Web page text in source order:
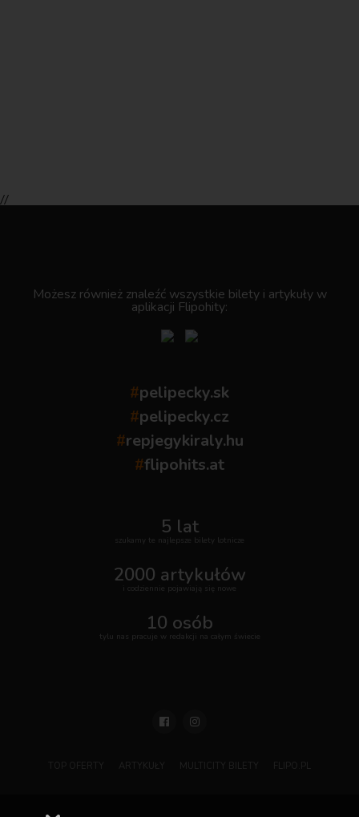
//
Możesz również znaleźć wszystkie bilety i artykuły w
aplikacji Flipohity:
#pelipecky.sk
#pelipecky.cz
#repjegykiraly.hu
#flipohits.at
5 lat
szukamy te najlepsze bilety lotnicze
2000 artykułów
i codziennie pojawiają się nowe
10 osób
tylu nas pracuje w redakcji na całym świecie